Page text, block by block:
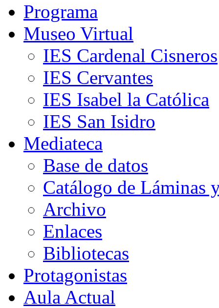
Programa
Museo Virtual
IES Cardenal Cisneros
IES Cervantes
IES Isabel la Católica
IES San Isidro
Mediateca
Base de datos
Catálogo de Láminas
Archivo
Enlaces
Bibliotecas
Protagonistas
Aula Actual